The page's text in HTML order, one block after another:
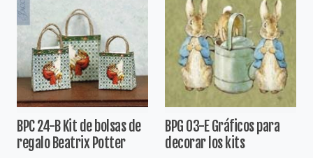
BPC 24-B Kit de bolsas de
regalo Beatrix Potter
BPG 03-E Gráficos para
decorar los kits